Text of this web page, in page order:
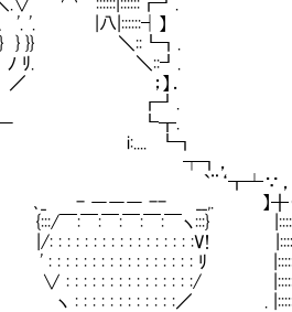
'. '. |八|::::::┥】
ｌ} } }} ＼::┗┓.
' ﾉ ﾘ. ＼::┛.
／ ；】．
‐ ┏┛.
―― ┗┰.
┗┓
┯┓，
， ┝
-- __,. 】╂・┓．
:￣:￣ヽ:::}
: : : : : : : : :V!
: : : : : : : : : : : ﾘ
: : : : : : : : : : : : : :/
ヽ : : : : : : : : : : : :／ .